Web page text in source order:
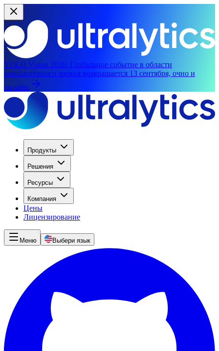
YOLO Vision 2026: Глобальное событие в области
компьютерного зрения возвращается 13 сентября, очно и
онлайн.
Продукты
Решения
Ресурсы
Компания
Цены
Лицензирование
Меню Выбери язык